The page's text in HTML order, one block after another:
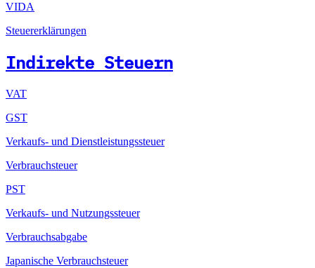
VIDA
Steuererklärungen
Indirekte Steuern
VAT
GST
Verkaufs- und Dienstleistungssteuer
Verbrauchsteuer
PST
Verkaufs- und Nutzungssteuer
Verbrauchsabgabe
Japanische Verbrauchsteuer